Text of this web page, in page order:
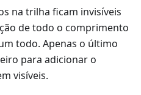
na trilha ficam invisíveis
de todo o comprimento
todo. Apenas o último
para adicionar o
visíveis.